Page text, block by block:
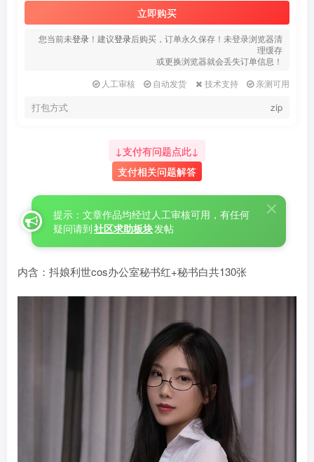
立即购买
您当前未登录 ！建议登录后购买，订单永久保存！未登录浏览器清
理缓存
或更换浏览器就会丢失订单信息！
人工审核
自动发货 技术支持 亲测可用
打包方式 zip
↓支付有问题点此↓
支付相关问题解答
提示：文章作品均经过人工审核可用，有任何
疑问请到社区求助板块发帖
内含：抖娘利世cos办公室秘书红+秘书白共130张